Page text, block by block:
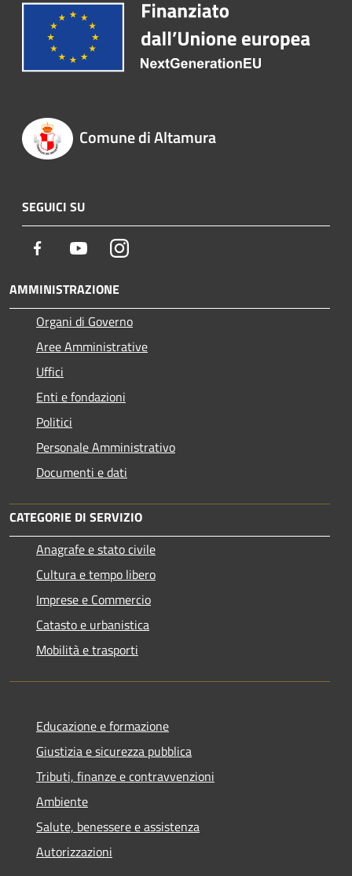
Comune di Altamura
SEGUICI SU
Facebook YoutubeInstagram
AMMINISTRAZIONE
Organi di Governo
Aree Amministrative
Uffici
Enti e fondazioni
Politici
Personale Amministrativo
Documenti e dati
CATEGORIE DI SERVIZIO
Anagrafe e stato civile
Cultura e tempo libero
Imprese e Commercio
Catasto e urbanistica
Mobilità e trasporti
Educazione e formazione
Giustizia e sicurezza pubblica
Tributi, finanze e contravvenzioni
Ambiente
Salute, benessere e assistenza
Autorizzazioni